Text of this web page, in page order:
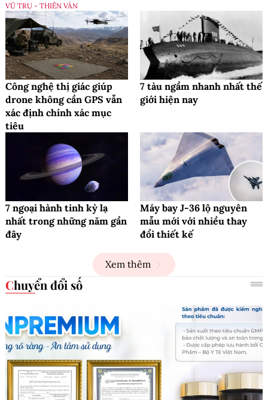
VŨ TRỤ - THIÊN VĂN
Công nghệ thị giác giúp
drone không cần GPS vẫn
xác định chính xác mục
tiêu
7 tàu ngầm nhanh nhất thế
giới hiện nay
7 ngoại hành tinh kỳ lạ
nhất trong những năm gần
đây
Máy bay J-36 lộ nguyên
mẫu mới với nhiều thay
đổi thiết kế
Xem thêm
Chuyển đổi số